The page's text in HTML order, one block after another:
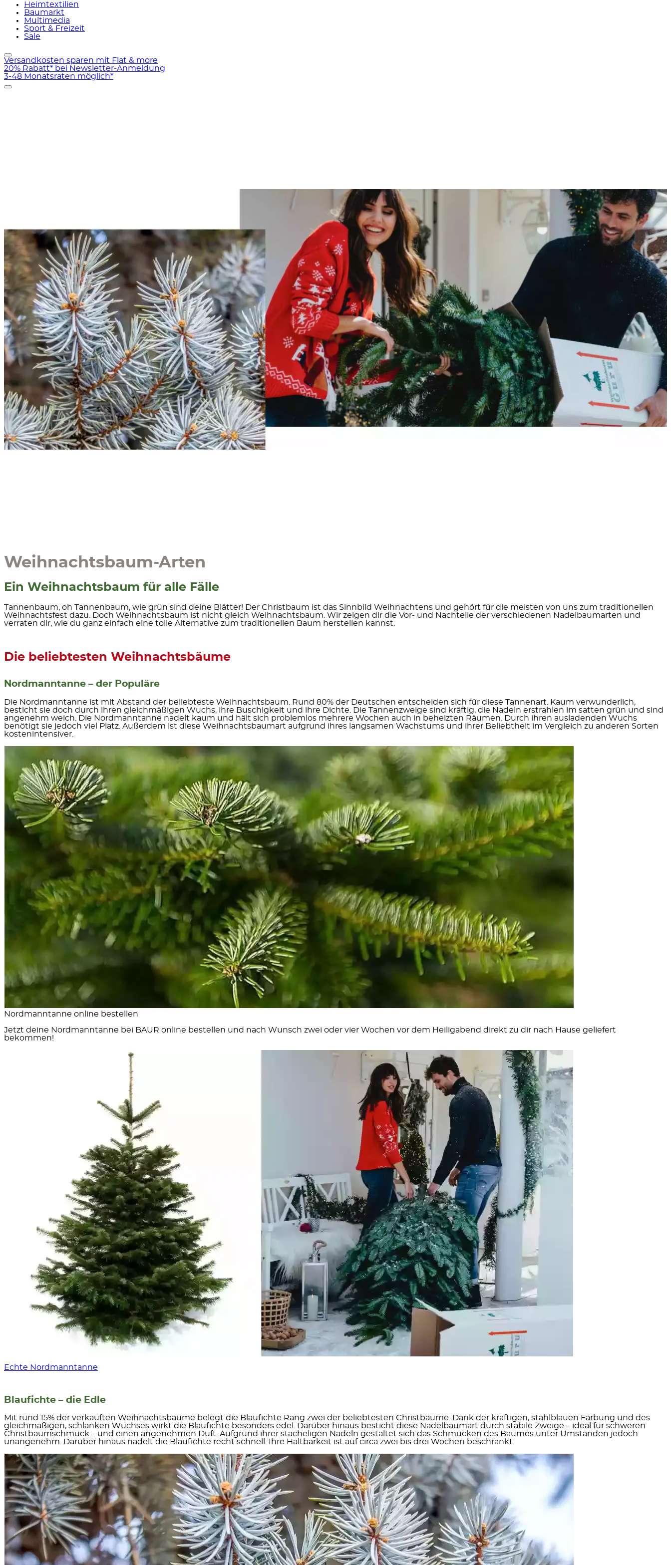
Heimtextilien
Baumarkt
Multimedia
Sport & Freizeit
Sale
Versandkosten sparen mit Flat & more
20% Rabatt* bei Newsletter-Anmeldung
3-48 Monatsraten möglich*
Weihnachtsbaum-Arten
Ein Weihnachtsbaum für alle Fälle
Tannenbaum, oh Tannenbaum, wie grün sind deine Blätter! Der Christbaum ist das Sinnbild Weihnachtens und gehört für die meisten von uns zum traditionellen
Weihnachtsfest dazu. Doch Weihnachtsbaum ist nicht gleich Weihnachtsbaum. Wir zeigen dir die Vor- und Nachteile der verschiedenen Nadelbaumarten und
verraten dir, wie du ganz einfach eine tolle Alternative zum traditionellen Baum herstellen kannst.
Die beliebtesten Weihnachtsbäume
Nordmanntanne – der Populäre
Die Nordmanntanne ist mit Abstand der beliebteste Weihnachtsbaum. Rund 80% der Deutschen entscheiden sich für diese Tannenart. Kaum verwunderlich,
besticht sie doch durch ihren gleichmäßigen Wuchs, ihre Buschigkeit und ihre Dichte. Die Tannenzweige sind kräftig, die Nadeln erstrahlen im satten grün und sind
angenehm weich. Die Nordmanntanne nadelt kaum und hält sich problemlos mehrere Wochen auch in beheizten Räumen. Durch ihren ausladenden Wuchs
benötigt sie jedoch viel Platz. Außerdem ist diese Weihnachtsbaumart aufgrund ihres langsamen Wachstums und ihrer Beliebtheit im Vergleich zu anderen Sorten
kostenintensiver.
Nordmanntanne online bestellen
Jetzt deine Nordmanntanne bei BAUR online bestellen und nach Wunsch zwei oder vier Wochen vor dem Heiligabend direkt zu dir nach Hause geliefert
bekommen!
Echte Nordmanntanne
Blaufichte – die Edle
Mit rund 15% der verkauften Weihnachtsbäume belegt die Blaufichte Rang zwei der beliebtesten Christbäume. Dank der kräftigen, stahlblauen Färbung und des
gleichmäßigen, schlanken Wuchses wirkt die Blaufichte besonders edel. Darüber hinaus besticht diese Nadelbaumart durch stabile Zweige – ideal für schweren
Christbaumschmuck – und einen angenehmen Duft. Aufgrund ihrer stacheligen Nadeln gestaltet sich das Schmücken des Baumes unter Umständen jedoch
unangenehm. Darüber hinaus nadelt die Blaufichte recht schnell: Ihre Haltbarkeit ist auf circa zwei bis drei Wochen beschränkt.